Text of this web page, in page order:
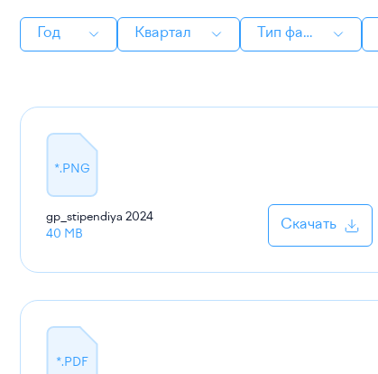
Год Квартал Тип файла
*.PNG
gp_stipendiya 2024
40 MB
Скачать
*.PDF